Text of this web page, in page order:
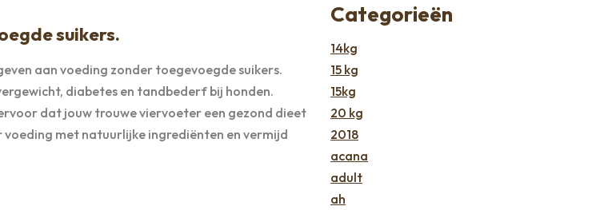
suikers.
aan voeding zonder toegevoegde suikers.
diabetes en tandbederf bij honden.
dat jouw trouwe viervoeter een gezond dieet
met natuurlijke ingrediënten en vermijd
Categorieën
14kg
15 kg
15kg
20 kg
2018
acana
adult
ah